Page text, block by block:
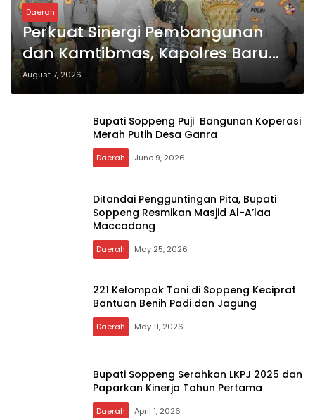
Daerah
Perkuat Sinergi Pembangunan
dan Kamtibmas, Kapolres Baru
Soppeng “MAPPATABE” ke Bupati
Suwardi Haseng
August 7, 2026
Bupati Soppeng Puji Bangunan Koperasi
Merah Putih Desa Ganra
Daerah June 9, 2026
Ditandai Pengguntingan Pita, Bupati
Soppeng Resmikan Masjid Al-A’laa
Maccodong
Daerah May 25, 2026
221 Kelompok Tani di Soppeng Keciprat
Bantuan Benih Padi dan Jagung
Daerah May 11, 2026
Bupati Soppeng Serahkan LKPJ 2025 dan
Paparkan Kinerja Tahun Pertama
Daerah April 1, 2026